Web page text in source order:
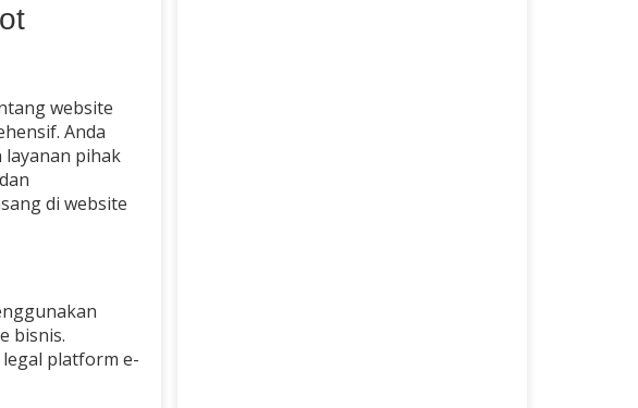
website
Anda
layanan pihak
di website
bisnis.
platform e-